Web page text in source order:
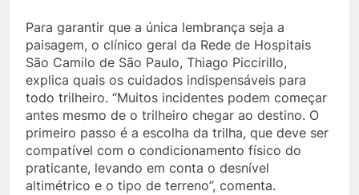
Para garantir que a única lembrança seja a
paisagem, o clínico geral da Rede de Hospitais
São Camilo de São Paulo, Thiago Piccirillo,
explica quais os cuidados indispensáveis para
todo trilheiro. “Muitos incidentes podem começar
antes mesmo de o trilheiro chegar ao destino. O
primeiro passo é a escolha da trilha, que deve ser
compatível com o condicionamento físico do
praticante, levando em conta o desnível
altimétrico e o tipo de terreno”, comenta.